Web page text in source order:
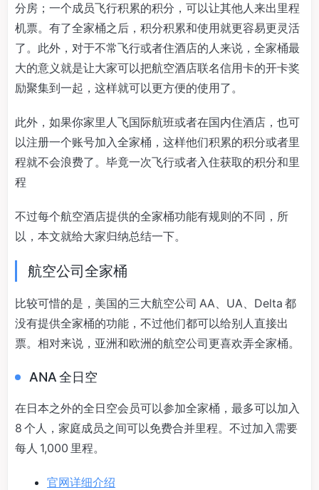
分房；一个成员飞行积累的积分，可以让其他人来出里程
机票。有了全家桶之后，积分积累和使用就更容易更灵活
了。此外，对于不常飞行或者住酒店的人来说，全家桶最
大的意义就是让大家可以把航空酒店联名信用卡的开卡奖
励聚集到一起，这样就可以更方便的使用了。
此外，如果你家里人飞国际航班或者在国内住酒店，也可
以注册一个账号加入全家桶，这样他们积累的积分或者里
程就不会浪费了。毕竟一次飞行或者入住获取的积分和里
程
不过每个航空酒店提供的全家桶功能有规则的不同，所
以，本文就给大家归纳总结一下。
航空公司全家桶
比较可惜的是，美国的三大航空公司 AA、UA、Delta 都
没有提供全家桶的功能，不过他们都可以给别人直接出
票。相对来说，亚洲和欧洲的航空公司更喜欢弄全家桶。
ANA 全日空
在日本之外的全日空会员可以参加全家桶，最多可以加入
8 个人，家庭成员之间可以免费合并里程。不过加入需要
每人 1,000 里程。
官网详细介绍